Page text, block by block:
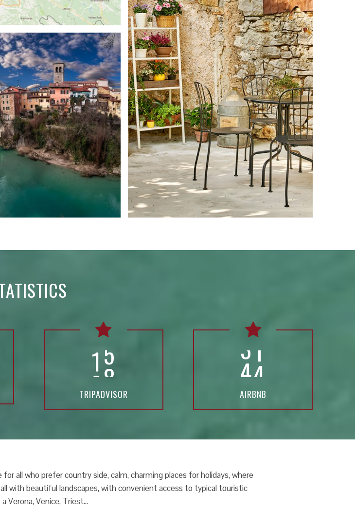
5
TRIPADVISOR
5
AIRBNB
a beautiful Airbnb. She was very kind and understanding, brought us
The breakfasts were varied, generous and delicious. This was one of
experiences that we have ...